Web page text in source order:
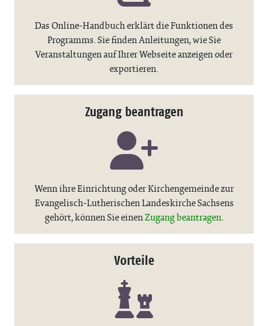
Das Online-Handbuch erklärt die Funktionen des
Programms. Sie finden Anleitungen, wie Sie
Veranstaltungen auf Ihrer Webseite anzeigen oder
exportieren.
Zugang beantragen
Wenn ihre Einrichtung oder Kirchengemeinde zur
Evangelisch-Lutherischen Landeskirche Sachsens
gehört, können Sie einenZugang beantragen.
Vorteile